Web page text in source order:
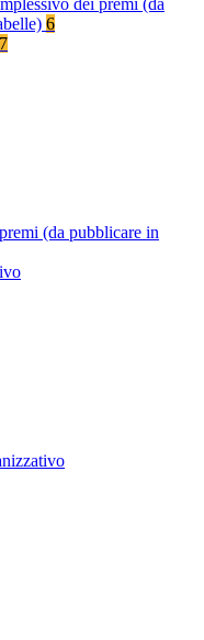
dei premi (da
6
7
(da pubblicare in